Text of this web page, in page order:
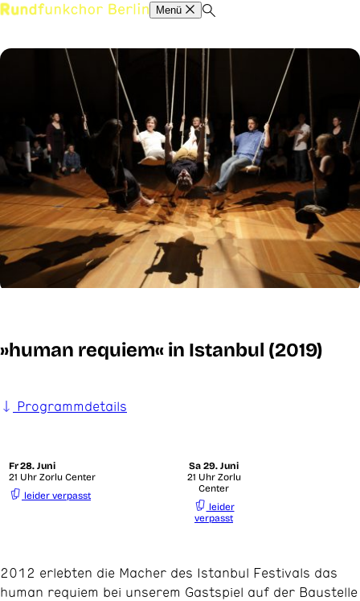
Menü
»human requiem« in Istanbul (2019)
Programmdetails
Fr28. Juni
21 Uhr Zorlu Center
leider verpasst
Sa 29. Juni
21 Uhr Zorlu
Center
leider
verpasst
2012 erlebten die Macher des Istanbul Festivals das
human requiem bei unserem Gastspiel auf der Baustelle